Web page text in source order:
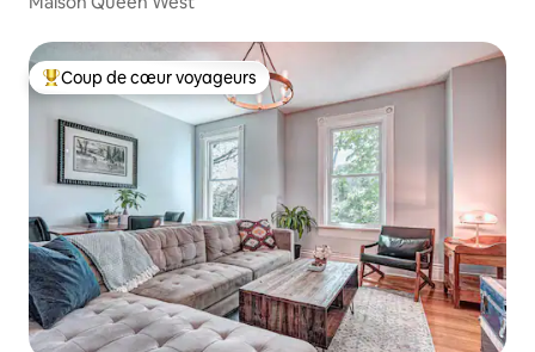
Coups de cœur voyageurs les plus appréciés
Coup de cœur voyageurs